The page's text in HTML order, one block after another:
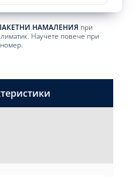
НАМАЛЕНИЯ при
Научете повече при